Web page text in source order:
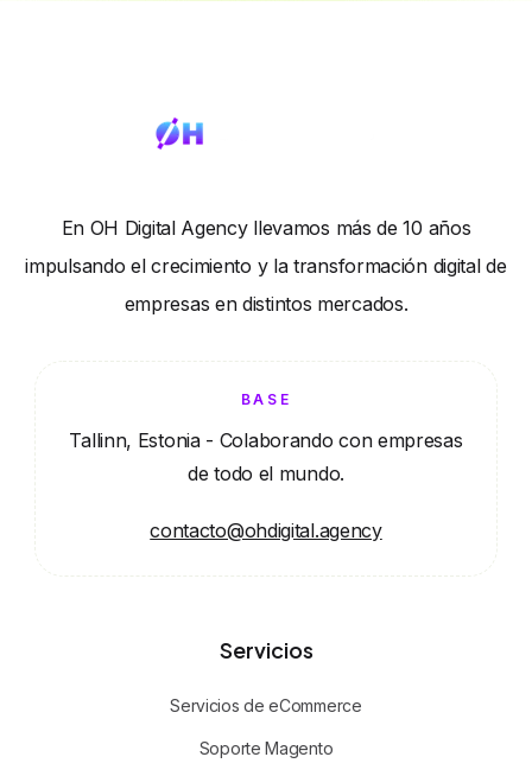
En OH Digital Agency llevamos más de 10 años
impulsando el crecimiento y la transformación digital de
empresas en distintos mercados.
BASE
Tallinn, Estonia - Colaborando con empresas
de todo el mundo.
contacto@ohdigital.agency
Servicios
Servicios de eCommerce
Soporte Magento